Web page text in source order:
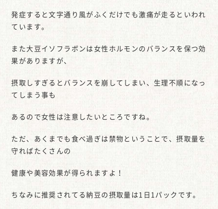
発症すると文字通り風がふくだけでも激痛が走るといわれ
ています。
また大豆イソフラボンは女性ホルモンのバランスを保つ効
果がありますが、
摂取しすぎるとバランスを崩してしまい、生理不順になっ
てしまう事も
あるので女性は注意したいところですね。
ただ、あくまでも食べ過ぎは禁物ということで、摂取量を
守ればたくさんの
健康や美容効果が得られますよ！
ちなみに推奨されてる納豆の摂取量は1日1パックです。